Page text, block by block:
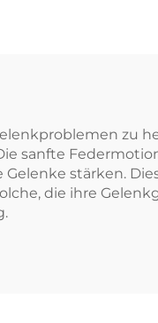
zu
sanfte
stärken.
die ihre